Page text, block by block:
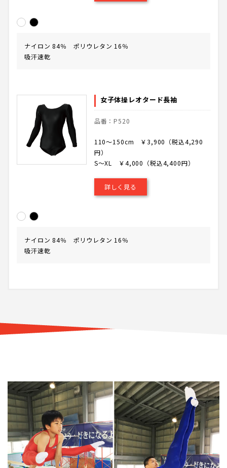
ナイロン 84％ ポリウレタン 16％
吸汗速乾
女子体操レオタード長袖
品番：P520
110～150cm ￥3,900（税込4,290
円）
S～XL ￥4,000（税込4,400円）
詳しく見る
ナイロン 84％ ポリウレタン 16％
吸汗速乾